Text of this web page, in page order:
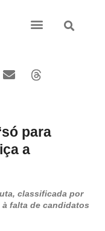
para
a
classificada por
falta de candidatos